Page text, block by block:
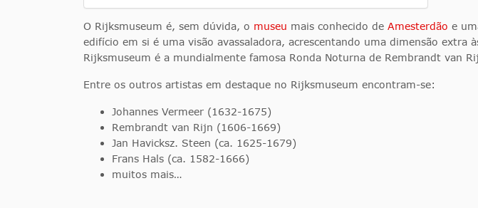
O Rijksmuseum é, sem dúvida, o museu mais conhecido de Amesterdão e
edifício em si é uma visão avassaladora, acrescentando uma dimensão
Rijksmuseum é a mundialmente famosa Ronda Noturna de Rembrandt van
Entre os outros artistas em destaque no Rijksmuseum encontram-se:
Johannes Vermeer (1632-1675)
Rembrandt van Rijn (1606-1669)
Jan Havicksz. Steen (ca. 1625-1679)
Frans Hals (ca. 1582-1666)
muitos mais…